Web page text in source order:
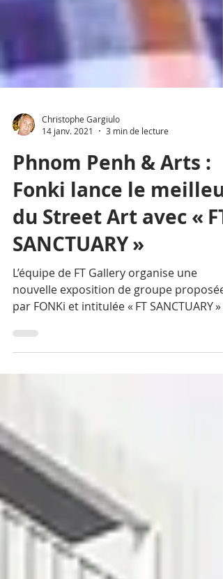
Christophe Gargiulo
14 janv. 2021
3 min de lecture
Phnom Penh & Arts :
Fonki lance le meilleur
du Street Art avec « FT
SANCTUARY »
L’équipe de FT Gallery organise une
nouvelle exposition de groupe proposée